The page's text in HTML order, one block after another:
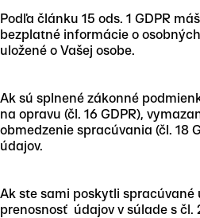
Podľa článku 15 ods. 1 GDPR
bezplatné informácie o
uložené o Vašej osobe.
Ak sú splnené zákonné
na opravu (čl. 16 GDPR),
obmedzenie spracúvania (čl. 18
údajov.
Ak ste sami poskytli spracúvané
prenosnosť údajov v súlade s čl.